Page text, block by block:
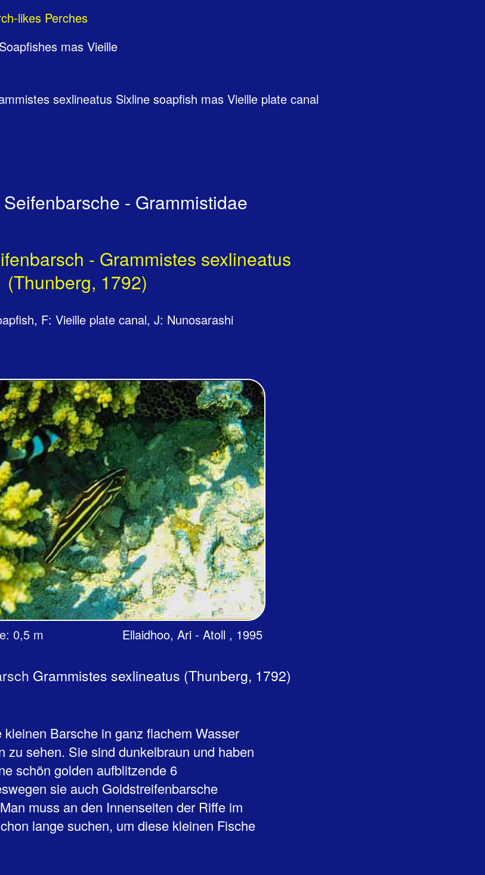
likes Perches
mas Vieille
sexlineatus Sixline soapfish mas Vieille plate canal
- Grammistidae
- Grammistes sexlineatus
(Thunberg, 1792)
F: Vieille plate canal, J: Nunosarashi
Tiefe: 0,5 m Ellaidhoo, Ari - Atoll , 1995
Grammistes sexlineatus (Thunberg, 1792)
kleinen Barsche in ganz flachem Wasser
zu sehen. Sie sind dunkelbraun und haben
schön golden aufblitzende 6
sie auch Goldstreifenbarsche
muss an den Innenseiten der Riffe im
lange suchen, um diese kleinen Fische